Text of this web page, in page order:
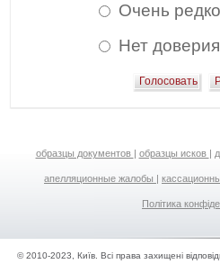
Очень редко
Нет
образцы документов образцы исков
апелляционные жалобы
Політика
© 2010-2023, Київ. Всі права захищені